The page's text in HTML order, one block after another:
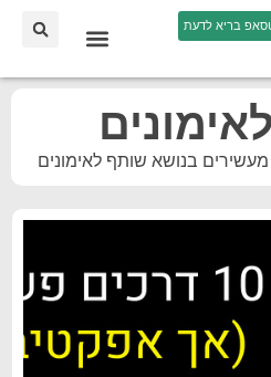
בריא לדעת
בנושא שותף לאימונים